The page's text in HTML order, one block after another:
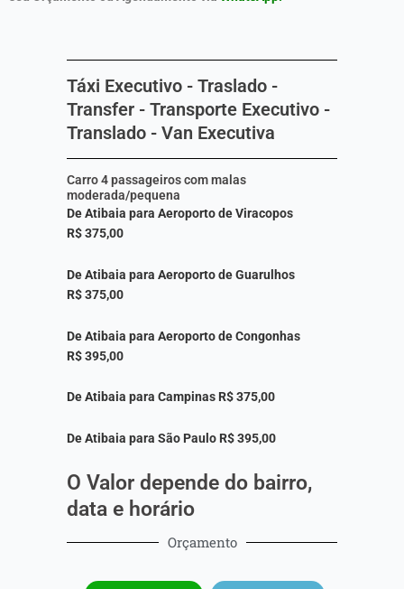
Táxi Executivo - Traslado -
Transfer - Transporte Executivo -
Translado - Van Executiva
Carro 4 passageiros com malas
moderada/pequena
De Atibaia para Aeroporto de Viracopos
R$ 375,00
De Atibaia para Aeroporto de Guarulhos
R$ 375,00
De Atibaia para Aeroporto de Congonhas
R$ 395,00
De Atibaia para Campinas R$ 375,00
De Atibaia para São Paulo R$ 395,00
O Valor depende do bairro,
data e horário
Orçamento